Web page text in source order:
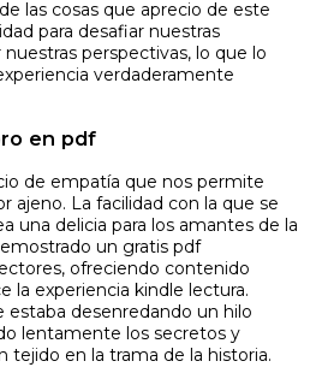
las cosas que aprecio de este
para desafiar nuestras
perspectivas, lo que lo
verdaderamente
en pdf
de empatía que nos permite
ajeno. La facilidad con la que se
una delicia para los amantes de la
un gratis pdf
ofreciendo contenido
la experiencia kindle lectura.
estaba desenredando un hilo
lentamente los secretos y
tejido en la trama de la historia.